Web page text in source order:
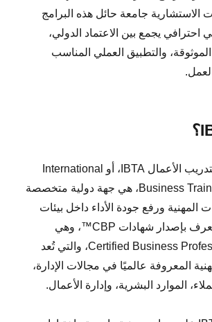
الاستشارية جامعة حائل هذه البرامج
يجمع بين الاعتماد الدولي،
الموثوقة، والتطبيق العملي المناسب
الجمعية الدولية لتدريب الأعمال IBTA، أو International
Business Training Association، هي جهة دولية متخصصة
المهنية ورفع جودة الأداء داخل بيئات
العمل الحديثة. وتُعرف بإصدار شهادات CBP™، وهي
اختصار لـ Certified Business Professional، والتي تُعد
المعروفة عالميًا في مجالات الإدارة،
الموارد البشرية، وإدارة الأعمال.